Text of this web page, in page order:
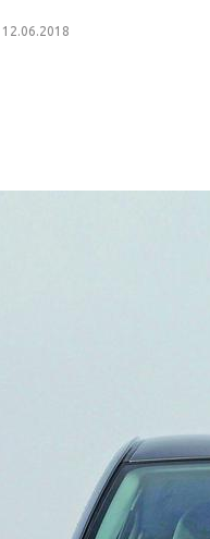
12.06.2018